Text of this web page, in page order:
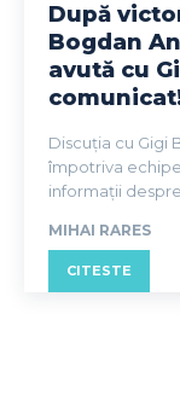
După
Bogdan
avută cu
Discuția cu Gigi
împotriva
informații
MIHAI RARES
CITESTE